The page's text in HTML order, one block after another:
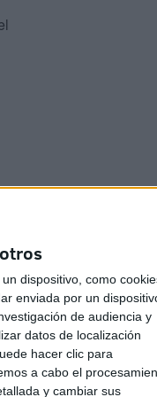
dispositivo, como
enviada por un
de audiencia y
datos de localización
hacer clic para
a cabo el
y cambiar sus